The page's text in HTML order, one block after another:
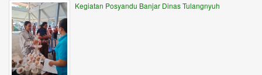
Kegiatan Posyandu Banjar Dinas Tulangnyuh